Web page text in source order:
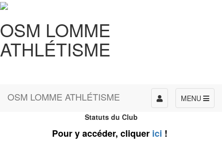
OSM LOMME
ATHLÉTISME
OSM LOMME ATHLÉTISME MENU
Toggle
navigation
Statuts du Club
Pour y accéder, cliquer ici !